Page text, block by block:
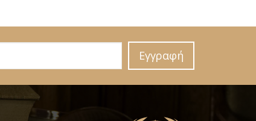
Εγγραφή